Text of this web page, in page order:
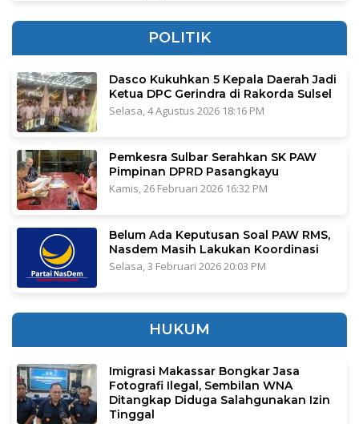
POLITIK
Dasco Kukuhkan 5 Kepala Daerah Jadi
Ketua DPC Gerindra di Rakorda Sulsel
Selasa, 4 Agustus 2026 18:16 PM
Pemkesra Sulbar Serahkan SK PAW
Pimpinan DPRD Pasangkayu
Kamis, 26 Februari 2026 16:32 PM
Belum Ada Keputusan Soal PAW RMS,
Nasdem Masih Lakukan Koordinasi
Selasa, 3 Februari 2026 20:03 PM
HUKUM
Imigrasi Makassar Bongkar Jasa
Fotografi Ilegal, Sembilan WNA
Ditangkap Diduga Salahgunakan Izin
Tinggal